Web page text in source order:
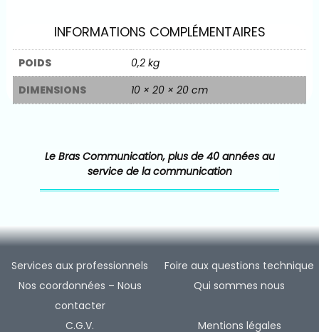
INFORMATIONS COMPLÉMENTAIRES
POIDS
0,2 kg
DIMENSIONS
10 × 20 × 20 cm
Le Bras Communication, plus de 40 années au
service de la communication
Services aux professionnels
Foire aux questions technique
Nos coordonnées – Nous
contacter
Qui sommes nous
C.G.V. Mentions légales